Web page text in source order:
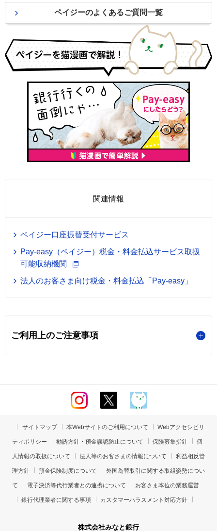
ペイジーのよくあるご質問一覧
関連情報
ペイジー口座振替受付サービス
Pay-easy（ペイジー）税金・料金払込サービス取扱
可能収納機関
法人のお客さま向け税金・料金払込「Pay-easy」
ご利用上のご注意事項
サイトマップ 本Webサイトのご利用について Webアクセシビリ
ティポリシー 勧誘方針・預金誤認防止について 保険募集指針 個
人情報の取扱について 法人等のお客さまの情報について 利益相反管
理方針 預金保険制度について 外国為替取引に関する取組姿勢につい
て 電子決済等代行業者との連携について お客さま本位の業務運営
銀行代理業者に関する事項 カスタマーハラスメント対応方針
株式会社みなと銀行